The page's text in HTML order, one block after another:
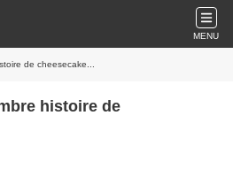
MENU
de cheesecake...
histoire de